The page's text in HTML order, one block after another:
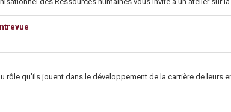
qu’ils jouent dans le développement de la carrière de leurs